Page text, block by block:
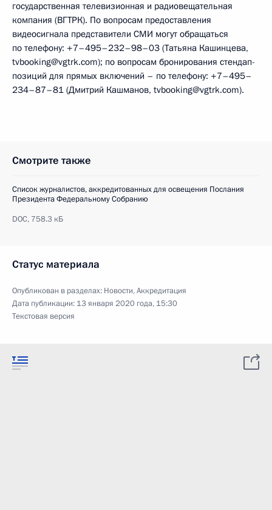
государственная телевизионная и радиовещательная
компания (ВГТРК). По вопросам предоставления
видеосигнала представители СМИ могут обращаться
по телефону: +7–495–232–98–03 (Татьяна Кашинцева,
tvbooking@vgtrk.com); по вопросам бронирования стендап-
позиций для прямых включений – по телефону: +7–495–
234–87–81 (Дмитрий Кашманов, tvbooking@vgtrk.com).
Смотрите также
Список журналистов, аккредитованных для освещения Послания
Президента Федеральному Собранию
DOC, 758.3 кБ
Статус материала
Опубликован в разделах: Новости,Аккредитация
Дата публикации: 13 января 2020 года, 15:30
Текстовая версия